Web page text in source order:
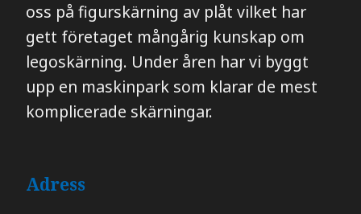
oss på figurskärning av plåt vilket har
gett företaget mångårig kunskap om
legoskärning. Under åren har vi byggt
upp en maskinpark som klarar de mest
komplicerade skärningar.
Adress